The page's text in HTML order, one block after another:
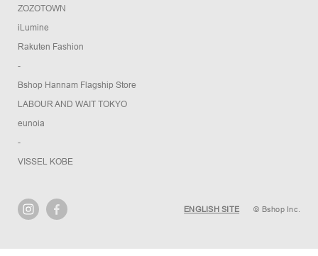
ZOZOTOWN
iLumine
Rakuten Fashion
-
Bshop Hannam Flagship Store
LABOUR AND WAIT TOKYO
eunoia
-
VISSEL KOBE
ENGLISH SITE © Bshop Inc.